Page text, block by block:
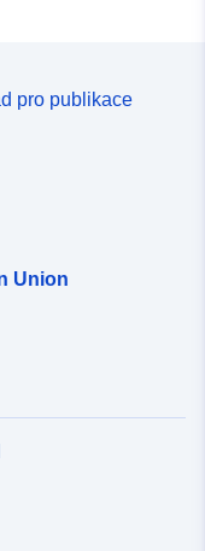
pro publikace
Union